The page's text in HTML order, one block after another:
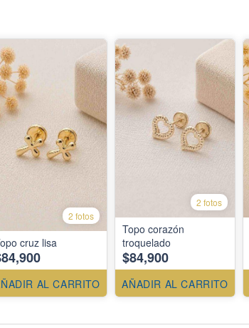
2 fotos
cruz lisa
AL CARRITO
2 fotos
Topo corazón
troquelado
$84,900
AÑADIR AL CARRITO